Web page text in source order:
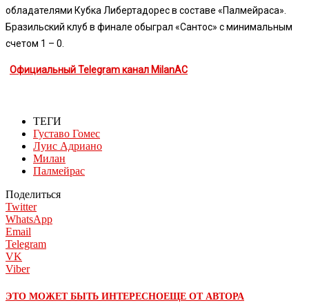
обладателями Кубка Либертадорес в составе «Палмейраса».
Бразильский клуб в финале обыграл «Сантос» с минимальным
счетом 1 – 0.
Официальный Telegram канал MilanAC
ТЕГИ
Густаво Гомес
Луис Адриано
Милан
Палмейрас
Поделиться
Twitter
WhatsApp
Email
Telegram
VK
Viber
ЭТО МОЖЕТ БЫТЬ ИНТЕРЕСНОЕЩЕ ОТ АВТОРА